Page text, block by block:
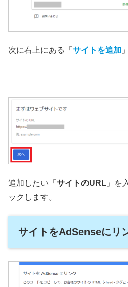
次に右上にある「 サイトを追加
追加したい「 サイトのURL 」を
ックします。
サイトをAdSenseにリ